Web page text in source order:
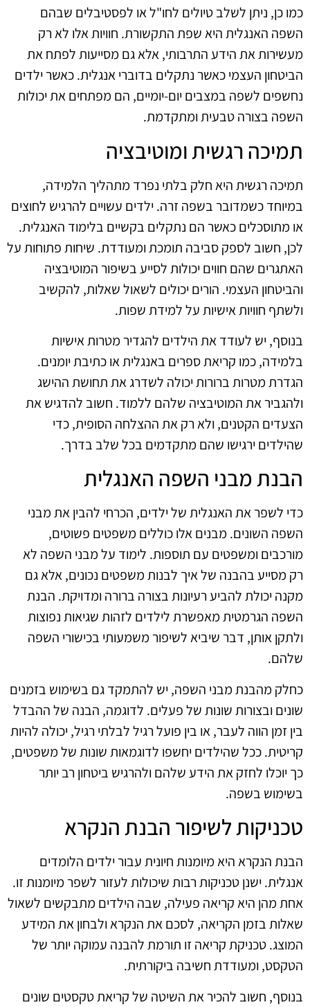
כמו כן, ניתן לשלב טיולים לחו"ל או לפסטיבלים שבהם
השפה האנגלית היא שפת התקשורת. חוויות אלו לא רק
מעשירות את הידע התרבותי, אלא גם מסייעות לפתח את
הביטחון העצמי כאשר נתקלים בדוברי אנגלית. כאשר ילדים
נחשפים לשפה במצבים יום-יומיים, הם מפתחים את יכולות
השפה בצורה טבעית ומתקדמת.
תמיכה רגשית ומוטיבציה
תמיכה רגשית היא חלק בלתי נפרד מתהליך הלמידה,
במיוחד כשמדובר בשפה זרה. ילדים עשויים להרגיש לחוצים
או מתוסכלים כאשר הם נתקלים בקשיים בלימוד האנגלית.
לכן, חשוב לספק סביבה תומכת ומעודדת. שיחות פתוחות על
האתגרים שהם חווים יכולות לסייע בשיפור המוטיבציה
והביטחון העצמי. הורים יכולים לשאול שאלות, להקשיב
ולשתף חוויות אישיות על למידת שפות.
בנוסף, יש לעודד את הילדים להגדיר מטרות אישיות
בלמידה, כמו קריאת ספרים באנגלית או כתיבת יומנים.
הגדרת מטרות ברורות יכולה לשדרג את תחושת ההישג
ולהגביר את המוטיבציה שלהם ללמוד. חשוב להדגיש את
הצעדים הקטנים, ולא רק את ההצלחה הסופית, כדי
שהילדים ירגישו שהם מתקדמים בכל שלב בדרך.
הבנת מבני השפה האנגלית
כדי לשפר את האנגלית של ילדים, הכרחי להבין את מבני
השפה השונים. מבנים אלו כוללים משפטים פשוטים,
מורכבים ומשפטים עם תוספות. לימוד על מבני השפה לא
רק מסייע בהבנה של איך לבנות משפטים נכונים, אלא גם
מקנה יכולת להביע רעיונות בצורה ברורה ומדויקת. הבנת
השפה הגרמטית מאפשרת לילדים לזהות שגיאות נפוצות
ולתקן אותן, דבר שיביא לשיפור משמעותי בכישורי השפה
שלהם.
כחלק מהבנת מבני השפה, יש להתמקד גם בשימוש בזמנים
שונים ובצורות שונות של פעלים. לדוגמה, הבנה של ההבדל
בין זמן הווה לעבר, או בין פועל רגיל לבלתי רגיל, יכולה להיות
קריטית. ככל שהילדים יחשפו לדוגמאות שונות של משפטים,
כך יוכלו לחזק את הידע שלהם ולהרגיש ביטחון רב יותר
בשימוש בשפה.
טכניקות לשיפור הבנת הנקרא
הבנת הנקרא היא מיומנות חיונית עבור ילדים הלומדים
אנגלית. ישנן טכניקות רבות שיכולות לעזור לשפר מיומנות זו.
אחת מהן היא קריאה פעילה, שבה הילדים מתבקשים לשאול
שאלות בזמן הקריאה, לסכם את הנקרא ולבחון את המידע
המוצג. טכניקת קריאה זו תורמת להבנה עמוקה יותר של
הטקסט, ומעודדת חשיבה ביקורתית.
בנוסף, חשוב להכיר את השיטה של קריאת טקסטים שונים